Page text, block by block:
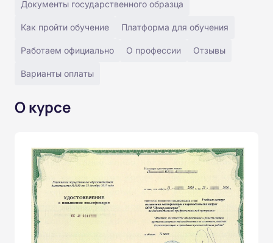
Документы государственного образца
Как пройти обучение Платформа для обучения
Работаем официально О профессии Отзывы
Варианты оплаты
О курсе